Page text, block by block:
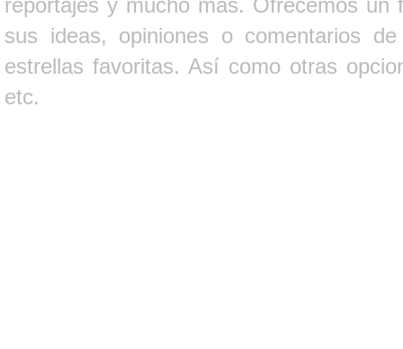
sus ideas, opiniones o comentarios
estrellas favoritas. Así como otras
etc.